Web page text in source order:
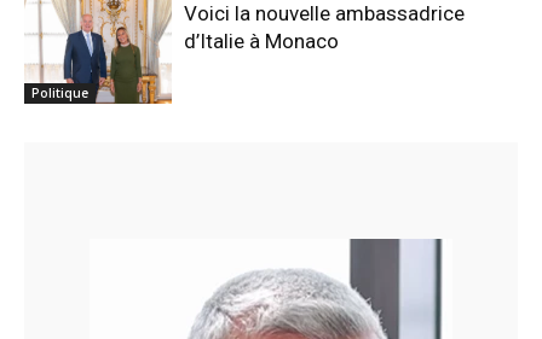
Politique
Voici la nouvelle ambassadrice
d’Italie à Monaco